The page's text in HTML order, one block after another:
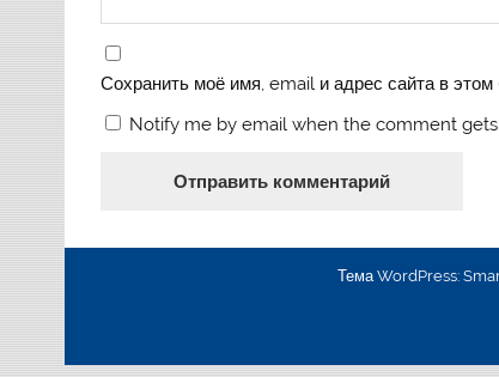
Сохранить моё имя, email и адрес сайта в
Notify me by email when the comment
Тема WordPress: